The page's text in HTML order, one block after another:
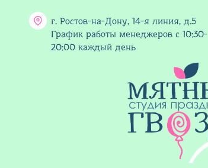
г. Ростов-на-Дону, 14-я линия, д.5
График работы менеджеров с 10:30-
20:00 каждый день